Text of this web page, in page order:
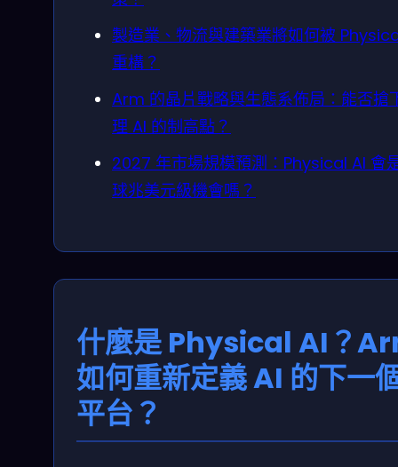
製造業、物流與建築業將如何被
重構？
Arm 的晶片戰略與生態系佈局：能否搶
理 AI 的制高點？
2027 年市場規模預測：Physical AI 會
球兆美元級機會嗎？
什麼是 Physical AI？
如何重新定義 AI 的下一
平台？